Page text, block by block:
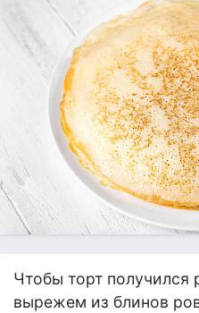
Чтобы торт
вырежем из блинов